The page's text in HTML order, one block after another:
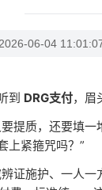
2026-06-04
到 DRG支付，眉
要提质，还要填
上紧箍咒吗？”
证施护、一人一